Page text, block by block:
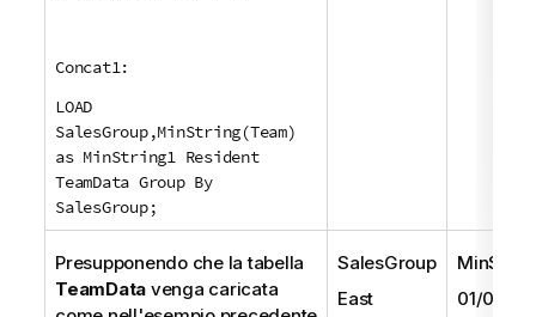
Concat1:
LOAD
SalesGroup,MinString(Team)
as MinString1 Resident
TeamData Group By
SalesGroup;
Presupponendo che la tabella
TeamData venga caricata
SalesGroup
East
01/05/